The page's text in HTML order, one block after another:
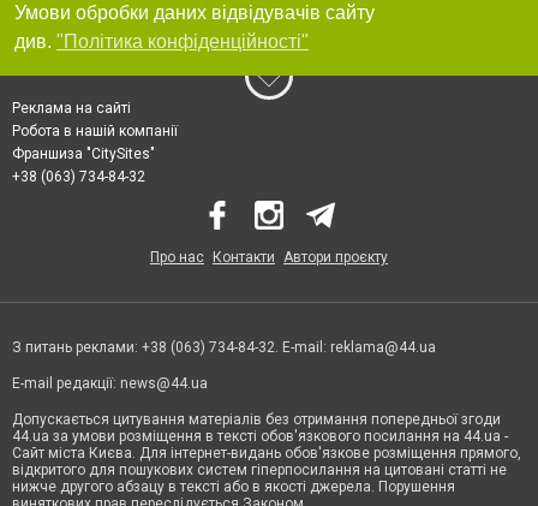
Умови обробки даних відвідувачів сайту
див. "Політика конфіденційності"
Реклама на сайті
Робота в нашій компанії
Франшиза "CitySites"
+38 (063) 734-84-32
Про нас Контакти Автори проєкту
З питань реклами: +38 (063) 734-84-32. E-mail: reklama@44.ua
E-mail редакції: news@44.ua
Допускається цитування матеріалів без отримання попередньої згоди
44.ua за умови розміщення в тексті обов'язкового посилання на 44.ua -
Сайт міста Києва. Для інтернет-видань обов'язкове розміщення прямого,
відкритого для пошукових систем гіперпосилання на цитовані статті не
нижче другого абзацу в тексті або в якості джерела. Порушення